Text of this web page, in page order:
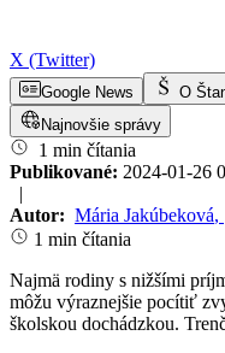
X (Twitter)
Google News O
Najnovšie správy
1 min čítania
Publikované: 2024-01-26
|
Autor: Mária Jakúbeková,
1 min čítania
Najmä rodiny s nižšími
môžu výraznejšie pocítiť
školskou dochádzkou.